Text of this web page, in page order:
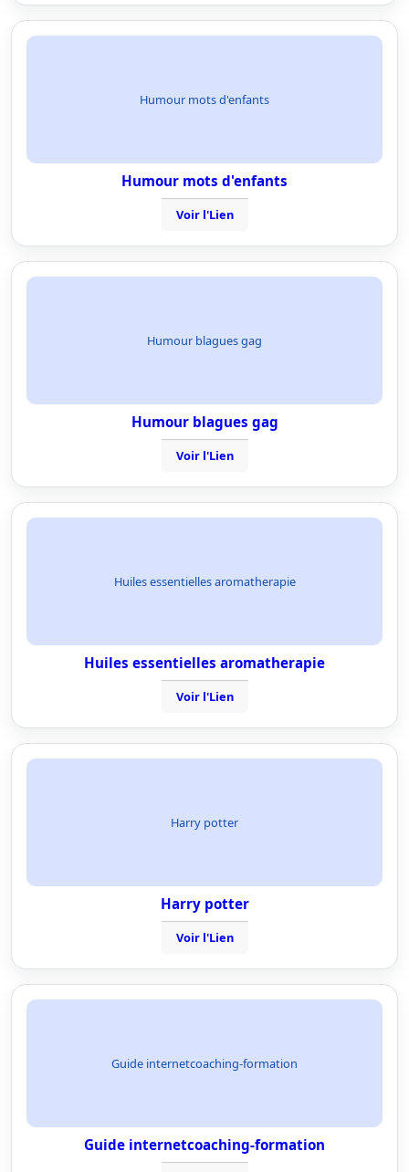
Humour mots d'enfants
Humour mots d'enfants
Voir l'Lien
Humour blagues gag
Humour blagues gag
Voir l'Lien
Huiles essentielles aromatherapie
Huiles essentielles aromatherapie
Voir l'Lien
Harry potter
Harry potter
Voir l'Lien
Guide internetcoaching-formation
Guide internetcoaching-formation